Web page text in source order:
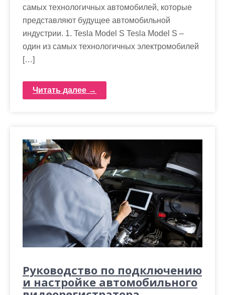
самых технологичных автомобилей, которые
представляют будущее автомобильной
индустрии. 1. Tesla Model S Tesla Model S –
один из самых технологичных электромобилей
[…]
Читать далее →
Руководство по подключению
и настройке автомобильного